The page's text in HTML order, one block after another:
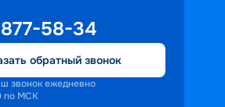
58-34
обратный звонок
звонок ежедневно
по МСК